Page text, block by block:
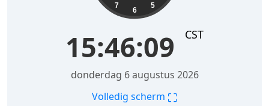
5
6
7
15:46:10 CST
donderdag 6 augustus 2026
Volledig scherm ⛶